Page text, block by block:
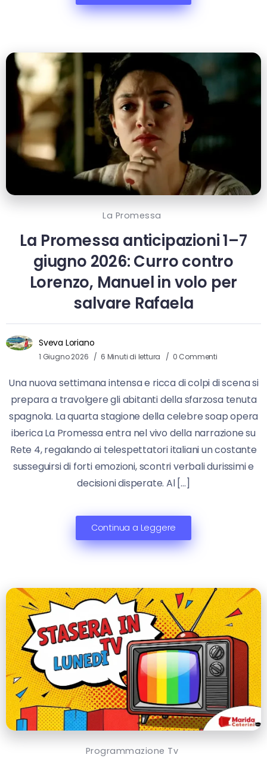
La Promessa
La Promessa anticipazioni 1–7
giugno 2026: Curro contro
Lorenzo, Manuel in volo per
salvare Rafaela
Sveva Loriano
1 Giugno 2026 6 Minuti di lettura 0 Commenti
Una nuova settimana intensa e ricca di colpi di scena si
prepara a travolgere gli abitanti della sfarzosa tenuta
spagnola. La quarta stagione della celebre soap opera
iberica La Promessa entra nel vivo della narrazione su
Rete 4, regalando ai telespettatori italiani un costante
susseguirsi di forti emozioni, scontri verbali durissimi e
decisioni disperate. Al […]
Continua a Leggere
Programmazione Tv